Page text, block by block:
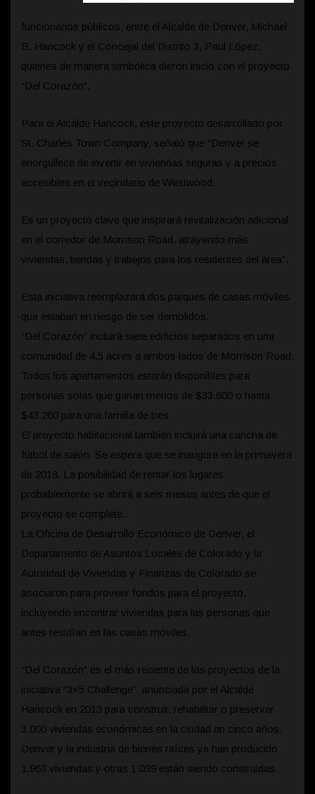
funcionarios públicos, entre el Alcalde de Denver, Michael
B. Hancock y el Concejal del Distrito 3, Paul López,
quienes de manera simbólica dieron inicio con el proyecto
“Del Corazón”.
Para el Alcalde Hancock, este proyecto desarrollado por
St. Charles Town Company, señaló que “Denver se
enorgullece de invertir en viviendas seguras y a precios
accesibles en el vecindario de Westwood.
Es un proyecto clave que inspirará revitalización adicional
en el corredor de Morrison Road, atrayendo más
viviendas, tiendas y trabajos para los residentes del área”.
Esta iniciativa reemplazará dos parques de casas móviles
que estaban en riesgo de ser demolidos.
“Del Corazón” incluirá siete edificios separados en una
comunidad de 4,5 acres a ambos lados de Morrison Road.
Todos los apartamentos estarán disponibles para
personas solas que ganan menos de $33.600 o hasta
$43.260 para una familia de tres.
El proyecto habitacional también incluirá una cancha de
fútbol de salón. Se espera que se inaugure en la primavera
de 2018. La posibilidad de rentar los lugares
probablemente se abrirá a seis meses antes de que el
proyecto se complete.
La Oficina de Desarrollo Económico de Denver, el
Departamento de Asuntos Locales de Colorado y la
Autoridad de Viviendas y Finanzas de Colorado se
asociaron para proveer fondos para el proyecto,
incluyendo encontrar viviendas para las personas que
antes residían en las casas móviles.
“Del Corazón” es el más reciente de los proyectos de la
iniciativa “3×5 Challenge”, anunciada por el Alcalde
Hancock en 2013 para construir, rehabilitar o preservar
3.000 viviendas económicas en la ciudad en cinco años.
Denver y la industria de bienes raíces ya han producido
1.963 viviendas y otras 1.039 están siendo construidas.